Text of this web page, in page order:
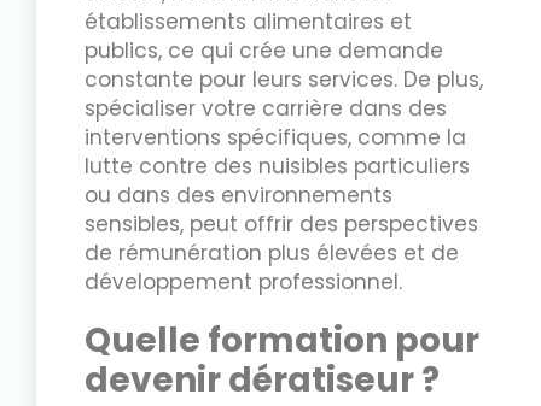
établissements alimentaires et
publics, ce qui crée une demande
constante pour leurs services. De plus,
spécialiser votre carrière dans des
interventions spécifiques, comme la
lutte contre des nuisibles particuliers
ou dans des environnements
sensibles, peut offrir des perspectives
de rémunération plus élevées et de
développement professionnel.
Quelle formation pour
devenir dératiseur ?